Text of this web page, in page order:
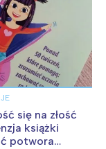
się na złość
książki
potwora